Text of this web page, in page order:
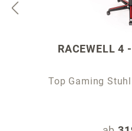
RACEWELL 4
Top Gaming